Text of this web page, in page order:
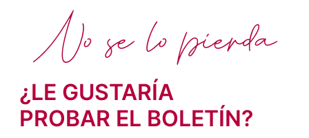
¿LE GUSTARÍA
PROBAR EL BOLETÍN?
No se lo pierda